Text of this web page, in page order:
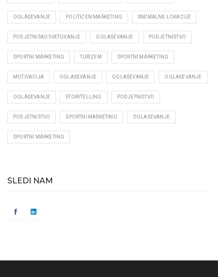
OGLAŠEVANJE POLITIČEN MARKETING SNEMALNE LOKACIJE
PODJETNIŠKO SVETOVANJE OGLAŠEVANJE PODJETNIŠTVO
ŠPORTNI MARKETING TURIZEM ŠPORTNI MARKETING
MOTIVACIJA OGLAŠEVANJE OGLAŠEVANJE OGLAŠEVANJE
OGLAŠEVANJE STORYTELLING PODJETNIŠTVO
PODJETNIŠTVO ŠPORTNI MARKETING OGLAŠEVANJE
ŠPORTNI MARKETING
SLEDI NAM